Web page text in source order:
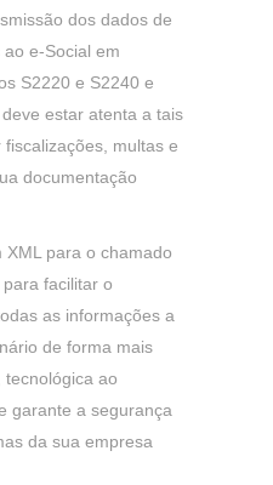
dos dados de
e-Social em
S2220 e S2240 e
estar atenta a tais
multas e
documentação
para o chamado
facilitar o
as informações a
de forma mais
tecnológica ao
garante a segurança
da sua empresa